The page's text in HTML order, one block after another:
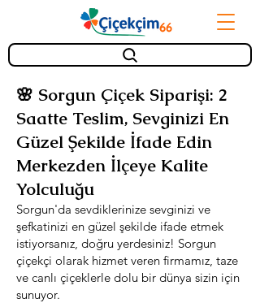
🌸 Sorgun Çiçek Siparişi: 2
Saatte Teslim, Sevginizi En
Güzel Şekilde İfade Edin
Merkezden İlçeye Kalite
Yolculuğu
Sorgun'da sevdiklerinize sevginizi ve
şefkatinizi en güzel şekilde ifade etmek
istiyorsanız, doğru yerdesiniz! Sorgun
çiçekçi olarak hizmet veren firmamız, taze
ve canlı çiçeklerle dolu bir dünya sizin için
sunuyor.